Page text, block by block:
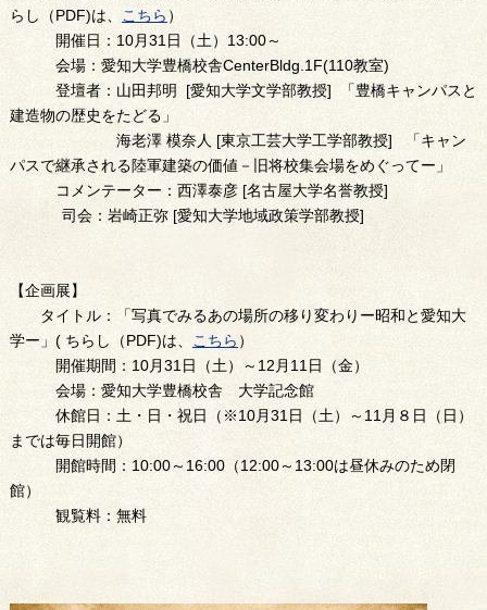
らし（PDF)は、
こちら ）
開催日：10月31日（土）13:00～
会場：愛知大学豊橋校舎CenterBldg.1F(110教室)
登壇者：山田邦明 [愛知大学文学部教授] 「豊橋キャンパスと
建造物の歴史をたどる」
海老澤 模奈人 [東京工芸大学工学部教授] 「キャン
パスで継承される陸軍建築の価値－旧将校集会場をめぐってー」
コメンテーター：西澤泰彦 [名古屋大学名誉教授]
司会：岩崎正弥 [愛知大学地域政策学部教授]
【企画展】
タイトル：「写真でみるあの場所の移り変わりー昭和と愛知大
学ー」( ちらし（PDF)は、
こちら ）
開催期間：10月31日（土）～12月11日（金）
会場：愛知大学豊橋校舎 大学記念館
休館日：土・日・祝日（※10月31日（土）～11月８日（日）
までは毎日開館）
開館時間：10:00～16:00（12:00～13:00は昼休みのため閉
館）
観覧料：無料